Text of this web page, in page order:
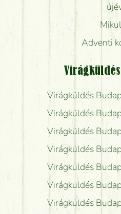
Adventi
Virágküldés
Virágküldés
Virágküldés
Virágküldés
Virágküldés
Virágküldés
Virágküldés